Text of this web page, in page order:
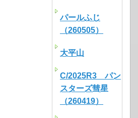
パールふじ
（260505）
大平山
C/2025R3 パン
スターズ彗星
（260419）